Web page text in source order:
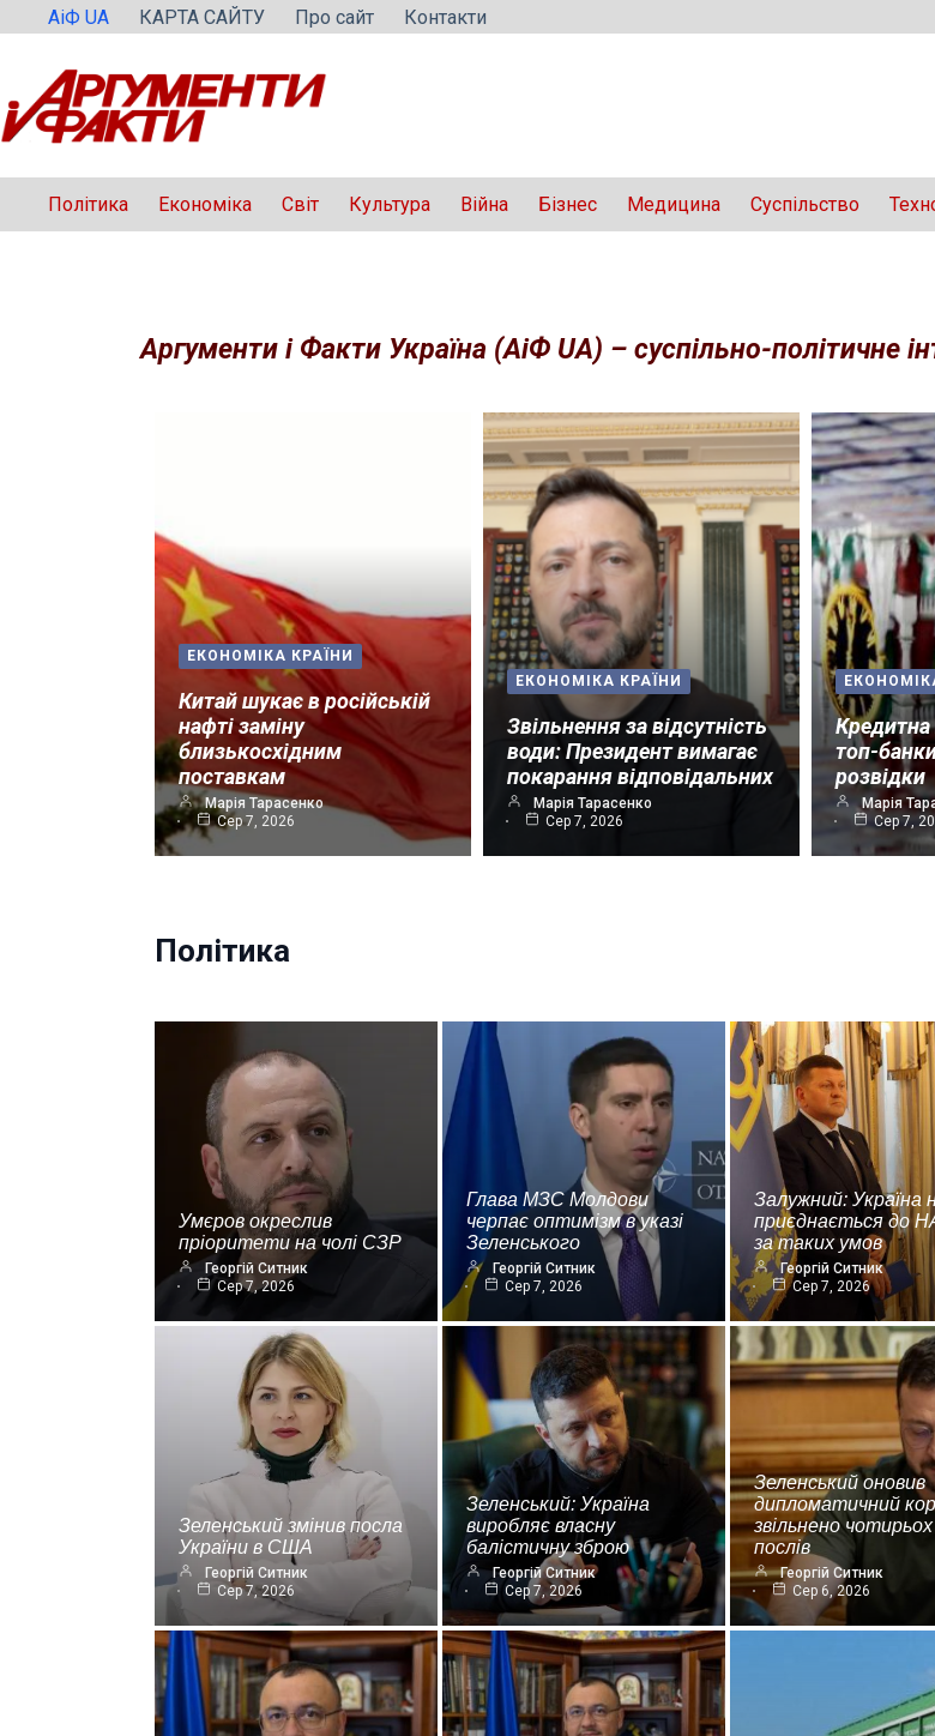
Перейти
вмісту
АіФ UA КАРТА САЙТУ Про сайт Контакти
Політика Економіка Світ Культура Війна Бізнес Медицина Суспільство
Аргументи і Факти Україна (АіФ UA) – суспільно-політичне
ЕКОНОМІКА КРАЇНИ
Китай шукає в російській
нафті заміну
близькосхідним
поставкам
Марія Тарасенко
Сер 7, 2026
ЕКОНОМІКА КРАЇНИ
Звільнення за відсутність
води: Президент вимагає
покарання відповідальних
Марія Тарасенко
Сер 7, 2026
топ-
розвідки
Марія
Сер 7,
Політика
Умєров окреслив
пріоритети на чолі СЗР
Георгій Ситник
Сер 7, 2026
Глава МЗС Молдови
черпає оптимізм в указі
Зеленського
Георгій Ситник
Сер 7, 2026
Залужний: Україна
приєднається до
за таких умов
Георгій Ситник
Сер 7, 2026
Зеленський змінив посла
України в США
Георгій Ситник
Сер 7, 2026
Зеленський: Україна
виробляє власну
балістичну зброю
Георгій Ситник
Сер 7, 2026
Зеленський оновив
дипломатичний
звільнено чотирьох
послів
Георгій Ситник
Сер 6, 2026